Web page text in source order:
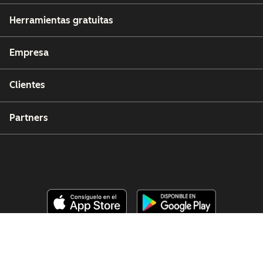
Herramientas gratuitas
Empresa
Clientes
Partners